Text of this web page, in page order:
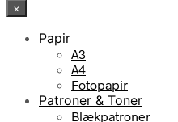
×
Papir
A3
A4
Fotopapir
Patroner & Toner
Blækpatroner